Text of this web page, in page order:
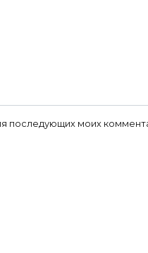
последующих моих